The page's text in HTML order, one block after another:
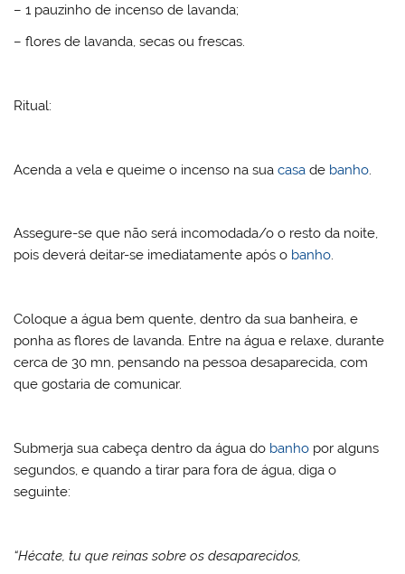
– 1 pauzinho de incenso de lavanda;
– flores de lavanda, secas ou frescas.
Ritual:
Acenda a vela e queime o incenso na suacasa de banho
Assegure-se que não será incomodada/o o resto da noite,
pois deverá deitar-se imediatamente após o banho.
Coloque a água bem quente, dentro da sua banheira, e
ponha as flores de lavanda. Entre na água e relaxe, durante
cerca de 30 mn, pensando na pessoa desaparecida, com
que gostaria de comunicar.
Submerja sua cabeça dentro da água do banho por alguns
segundos, e quando a tirar para fora de água, diga o
seguinte:
“Hécate, tu que reinas sobre os desaparecidos,